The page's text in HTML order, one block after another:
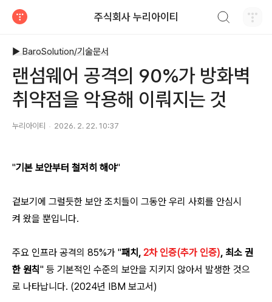
주식회사 누리아이티
▶ BaroSolution/기술문서
랜섬웨어 공격의 90%가 방화벽
취약점을 악용해 이뤄지는 것
누리아이티 2026. 2. 22. 10:37
"기본 보안부터 철저히 해야"
겉보기에 그럴듯한 보안 조치들이 그동안 우리 사회를 안심시
켜 왔을 뿐입니다.
주요 인프라 공격의 85%가 "패치, 2차 인증(추가 인증), 최소 권
한 원칙" 등 기본적인 수준의 보안을 지키지 않아서 발생한 것으
로 나타납니다. (2024년 IBM 보고서)